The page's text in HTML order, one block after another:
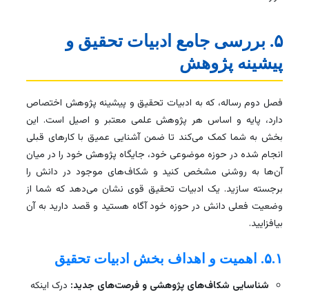
۵. بررسی جامع ادبیات تحقیق و
پیشینه پژوهش
فصل دوم رساله، که به ادبیات تحقیق و پیشینه پژوهش اختصاص
دارد، پایه و اساس هر پژوهش علمی معتبر و اصیل است. این
بخش به شما کمک می‌کند تا ضمن آشنایی عمیق با کارهای قبلی
انجام شده در حوزه موضوعی خود، جایگاه پژوهش خود را در میان
آن‌ها به روشنی مشخص کنید و شکاف‌های موجود در دانش را
برجسته سازید. یک ادبیات تحقیق قوی نشان می‌دهد که شما از
وضعیت فعلی دانش در حوزه خود آگاه هستید و قصد دارید به آن
بیافزایید.
شناسایی شکاف‌های پژوهشی و فرصت‌های جدید:درک اینکه